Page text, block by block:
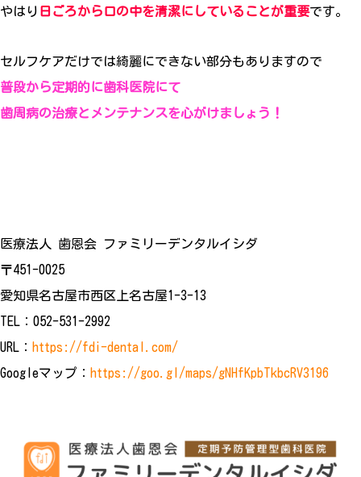
やはり 日ごろから口の中を清潔にしていることが重要です。
セルフケアだけでは綺麗にできない部分もありますので
普段から定期的に歯科医院にて
歯周病の治療とメンテナンスを心がけましょう！
医療法人 歯恩会 ファミリーデンタルイシダ
〒451-0025
愛知県名古屋市西区上名古屋1-3-13
TEL：052-531-2992
URL： https://fdi-dental.com/
Googleマップ： https://goo.gl/maps/gNHfKpbTkbcRV3196